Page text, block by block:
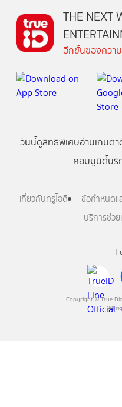
Copyright © True
All
THE NEXT
อีกขั้นของควา
วันนี้ดูสิทธิพิเศษอ่านเกมตา
คอมมูนิตี้บริ
เกี่ยวกับทรูไอดี ข้อกำหนดแ
บริการช่วย